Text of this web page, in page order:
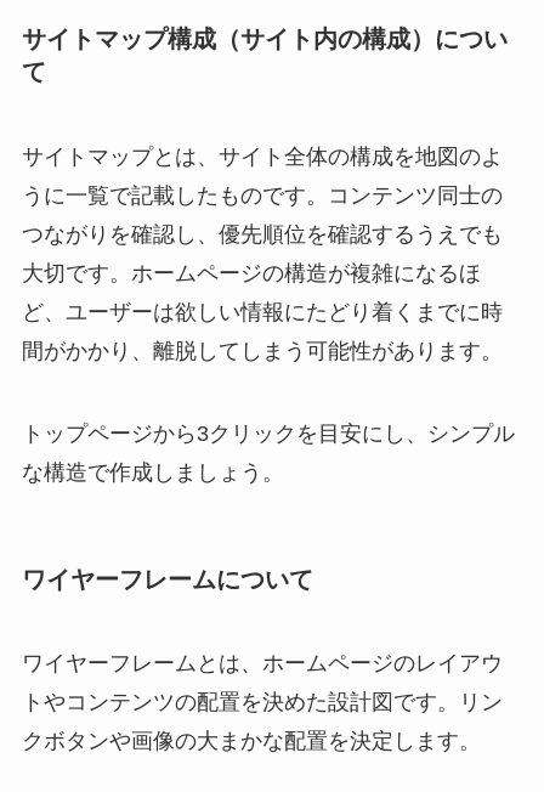
サイトマップ構成（サイト内の構成）につい
て
サイトマップとは、サイト全体の構成を地図のよ
うに一覧で記載したものです。コンテンツ同士の
つながりを確認し、優先順位を確認するうえでも
大切です。ホームページの構造が複雑になるほ
ど、ユーザーは欲しい情報にたどり着くまでに時
間がかかり、離脱してしまう可能性があります。
トップページから3クリックを目安にし、シンプル
な構造で作成しましょう。
ワイヤーフレームについて
ワイヤーフレームとは、ホームページのレイアウ
トやコンテンツの配置を決めた設計図です。リン
クボタンや画像の大まかな配置を決定します。